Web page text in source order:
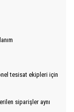
tesisat ekipleri için
siparişler aynı